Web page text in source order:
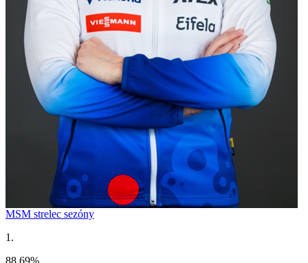
MSM strelec sezóny
1.
88.69%